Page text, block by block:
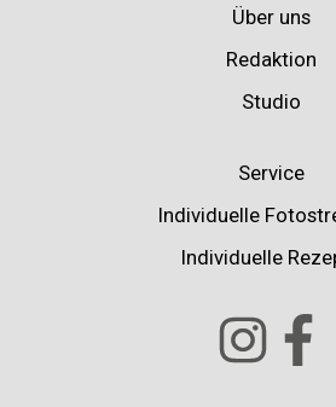
Über uns
Redaktion
Studio
Service
Individuelle
Individuelle